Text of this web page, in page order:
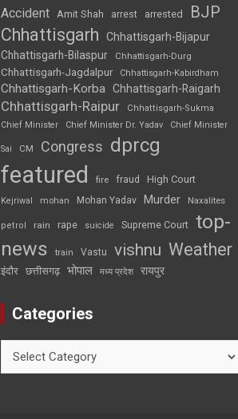
Accident Amit Shah arrest arrested BJP
Chhattisgarh
Chhattisgarh-Bijapur
Chhattisgarh-Bilaspur
Chhattisgarh-Durg
Chhattisgarh-Jagdalpur Chhattisgarh-Kabirdham
Chhattisgarh-Korba Chhattisgarh-Raigarh
Chhattisgarh-Raipur
Chhattisgarh-Sukma
Chief Minister
Chief Minister Dr. Yadav Chief Minister
Sai CM Congress dprcg
featured fire fraud High Court
Kejriwal mohan Mohan Yadav Murder Naxalites
petrol rain rape suicide Supreme Court top-
news
train Vastu vishnu Weather
इंदौर छत्तीसगढ़ भोपाल मध्य प्रदेश रायपुर
Categories